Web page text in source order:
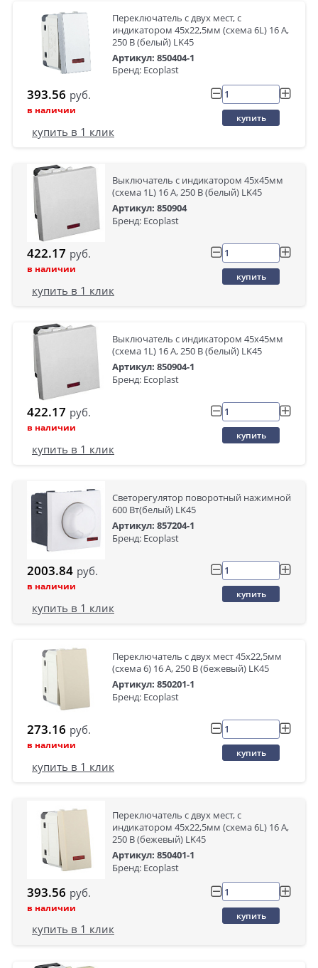
Переключатель с двух мест, с
индикатором 45х22,5мм (схема 6L) 16 A,
250 B (белый) LK45
Артикул: 850404-1
Бренд: Ecoplast
393.56 руб.
в наличии
купить
купить в 1 клик
Выключатель с индикатором 45х45мм
(схема 1L) 16 A, 250 B (белый) LK45
Артикул: 850904
Бренд: Ecoplast
422.17 руб.
в наличии
купить
купить в 1 клик
Выключатель с индикатором 45х45мм
(схема 1L) 16 A, 250 B (белый) LK45
Артикул: 850904-1
Бренд: Ecoplast
422.17 руб.
в наличии
купить
купить в 1 клик
Светорегулятор поворотный нажимной
600 Вт(белый) LK45
Артикул: 857204-1
Бренд: Ecoplast
2003.84 руб.
в наличии
купить
купить в 1 клик
Переключатель с двух мест 45х22,5мм
(схема 6) 16 A, 250 B (бежевый) LK45
Артикул: 850201-1
Бренд: Ecoplast
273.16 руб.
в наличии
купить
купить в 1 клик
Переключатель с двух мест, с
индикатором 45х22,5мм (схема 6L) 16 A,
250 B (бежевый) LK45
Артикул: 850401-1
Бренд: Ecoplast
393.56 руб.
в наличии
купить
купить в 1 клик